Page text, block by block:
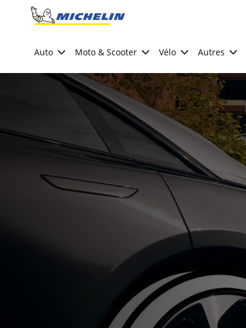
Go to page content
Auto Moto & Scooter Vélo Autres